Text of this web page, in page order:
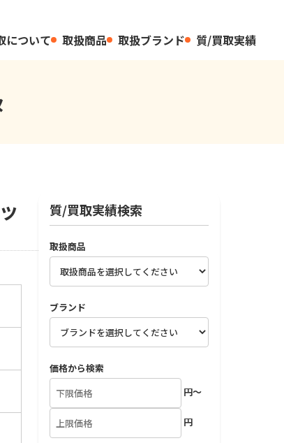
について 取扱商品 取扱ブランド 質/買取実績
質/買取実績検索
取扱商品
ブランド
価格から検索
円～
円